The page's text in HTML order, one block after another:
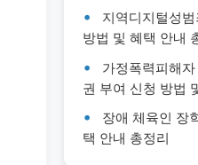
지역디지털성
방법 및 혜택 안내
가정폭력피해
권 부여 신청 방법
장애 체육인 장
택 안내 총정리